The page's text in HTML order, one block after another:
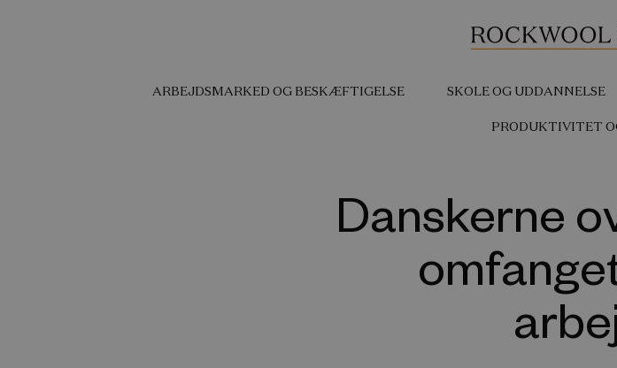
ARBEJDSMARKED OG BESKÆFTIGELSE SKOLE OG UDDANNELSE
PRODUKTIVITET
Danskerne